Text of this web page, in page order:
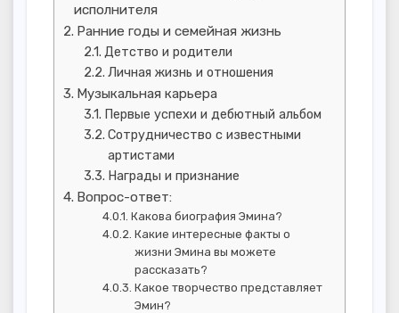
исполнителя
Ранние годы и семейная жизнь
Детство и родители
Личная жизнь и отношения
Музыкальная карьера
Первые успехи и дебютный альбом
Сотрудничество с известными
артистами
Награды и признание
Вопрос-ответ:
Какова биография Эмина?
Какие интересные факты о
жизни Эмина вы можете
рассказать?
Какое творчество представляет
Эмин?